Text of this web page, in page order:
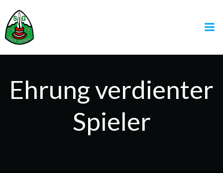
Ehrung verdienter
Spieler